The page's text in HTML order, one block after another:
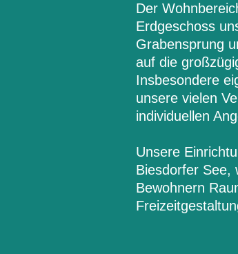
Der
Erdgeschoss
Grabensprung
auf die
Insbesondere
unsere vielen
individuellen
Unsere
Biesdorfer See,
Bewohnern